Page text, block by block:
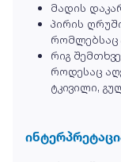
მადის
პირის
რომლებსაც
რიგ
როდესაც
ტკივილი,